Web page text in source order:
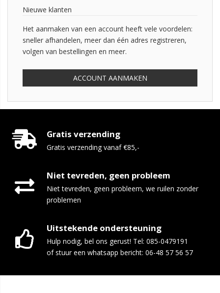
Nieuwe klanten
Het aanmaken van een account heeft vele voordelen:
sneller afhandelen, meer dan één adres registreren,
volgen van bestellingen en meer.
ACCOUNT AANMAKEN
Gratis verzending
Gratis verzending vanaf €85,-
Niet tevreden, geen probleem
Niet tevreden, geen probleem, we ruilen zonder
problemen
Uitstekende ondersteuning
Hulp nodig, bel ons gerust! Tel: 085-0479191
of stuur een whatsapp bericht: 06-48 57 56 57